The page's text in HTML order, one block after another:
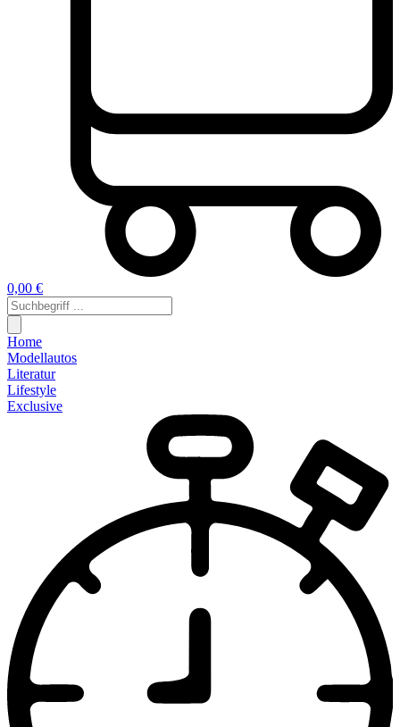
0,00 €
Home
Modellautos
Literatur
Lifestyle
Exclusive